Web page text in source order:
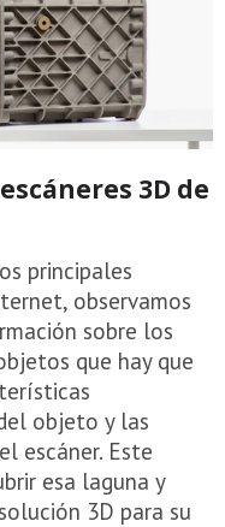
3D de
principales
observamos
sobre los
que hay que
objeto y las
escáner. Este
esa laguna y
3D para su